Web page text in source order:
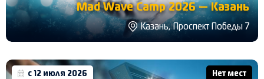
Mad Wave Camp 2026 — Казань
Казань, Проспект Победы 7
с 12 июля 2026 Нет мест